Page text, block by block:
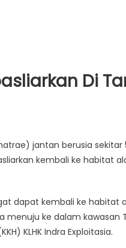
Di
jantan berusia
kembali ke habitat
dapat kembali ke habitat
ke dalam kawasan
KLHK Indra Exploitasia.